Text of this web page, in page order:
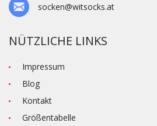
socken@witsocks.at
NÜTZLICHE LINKS
Impressum
Blog
Kontakt
Größentabelle